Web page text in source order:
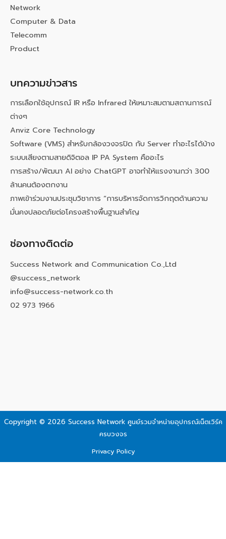
Network
Computer & Data
Telecomm
Product
บทความข่าวสาร
การเลือกใช้อุปกรณ์ IR หรือ Infrared ให้เหมาะสมตามสถานการณ์
ต่างๆ
Anviz Core Technology
Software (VMS) สำหรับกล้องวงจรปิด กับ Server ทำอะไรได้บ้าง
ระบบเสียงตามสายดิจิตอล IP PA System คืออะไร
การสร้าง/พัฒนา AI อย่าง ChatGPT อาจทำให้แรงงานกว่า 300
ล้านคนต้องตกงาน
ภาพเข้าร่วมงานประชุมวิชาการ “การบริหารจัดการวิกฤตด้านความ
มั่นคงปลอดภัยต่อโครงสร้างพื้นฐานสำคัญ
ช่องทางติดต่อ
Success Network and Communication Co.,Ltd
@success_network
info@success-network.co.th
02 973 1966
Copyright © 2026 Success Network ศูนย์รวมจำหน่ายอุปกรณ์เน็ตเวิร์ค
ครบวงจร
Privacy Policy